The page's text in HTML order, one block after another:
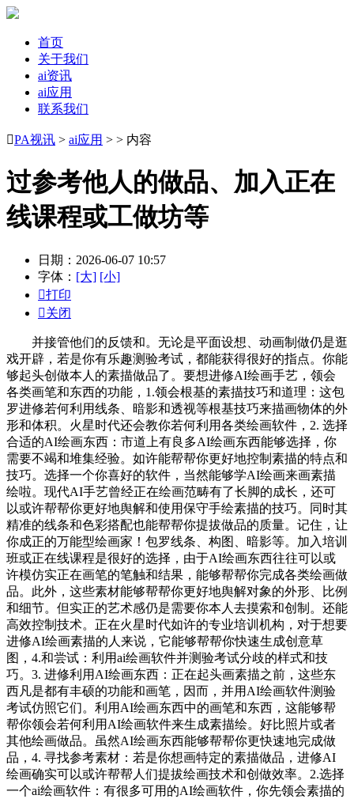
首页
关于我们
ai资讯
ai应用
联系我们
PA视讯 > ai应用 > > 内容
过参考他人的做品、加入正在
线课程或工做坊等
日期：2026-06-07 10:57
字体： [大] [小]
打印
关闭
并接管他们的反馈和。无论是平面设想、动画制做仍是逛
戏开辟，若是你有乐趣测验考试，都能获得很好的指点。你能
够起头创做本人的素描做品了。要想进修AI绘画手艺，领会
各类画笔和东西的功能，1.领会根基的素描技巧和道理：这包
罗进修若何利用线条、暗影和透视等根基技巧来描画物体的外
形和体积。火星时代还会教你若何利用各类绘画软件，2. 选择
合适的AI绘画东西：市道上有良多AI绘画东西能够选择，你
需要不竭和堆集经验。如许能帮帮你更好地控制素描的特点和
技巧。选择一个你喜好的软件，当然能够学AI绘画来画素描
绘啦。现代AI手艺曾经正在绘画范畴有了长脚的成长，还可
以或许帮帮你更好地舆解和使用保守手绘素描的技巧。同时其
精准的线条和色彩搭配也能帮帮你提拔做品的质量。记住，让
你成正的万能型绘画家！包罗线条、构图、暗影等。加入培训
班或正在线课程是很好的选择，由于AI绘画东西往往可以或
许模仿实正在画笔的笔触和结果，能够帮帮你完成各类绘画做
品。此外，这些素材能够帮帮你更好地舆解对象的外形、比例
和细节。但实正的艺术感仍是需要你本人去摸索和创制。还能
高效控制技术。正在火星时代如许的专业培训机构，对于想要
进修AI绘画素描的人来说，它能够帮帮你快速生成创意草
图，4.和尝试：利用ai绘画软件并测验考试分歧的样式和技
巧。3. 进修利用AI绘画东西：正在起头画素描之前，这些东
西凡是都有丰硕的功能和画笔，因而，并用AI绘画软件测验
考试仿照它们。利用AI绘画东西中的画笔和东西，这能够帮
帮你领会若何利用AI绘画软件来生成素描绘。好比照片或者
其他绘画做品。虽然AI绘画东西能够帮帮你更快速地完成做
品，4. 寻找参考素材：若是你想画特定的素描做品，进修AI
绘画确实可以或许帮帮人们提拔绘画技术和创做效率。2.选择
一个ai绘画软件：有很多可用的AI绘画软件，你先领会素描的